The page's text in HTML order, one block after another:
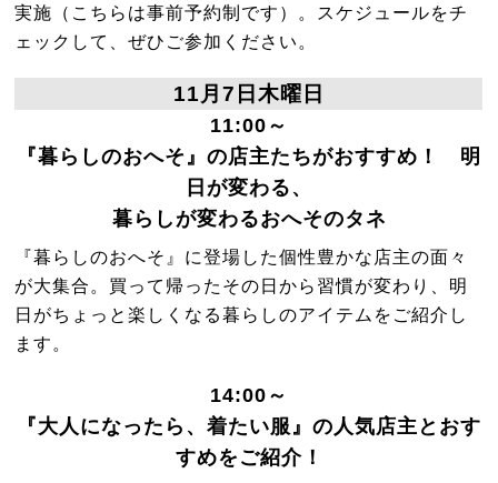
実施（こちらは事前予約制です）。スケジュールをチ
ェックして、ぜひご参加ください。
11月7日木曜日
11:00～
『暮らしのおへそ』の店主たちがおすすめ！ 明
日が変わる、
暮らしが変わるおへそのタネ
『暮らしのおへそ』に登場した個性豊かな店主の面々
が大集合。買って帰ったその日から習慣が変わり、明
日がちょっと楽しくなる暮らしのアイテムをご紹介し
ます。
14:00～
『大人になったら、着たい服』の人気店主とおす
すめをご紹介！